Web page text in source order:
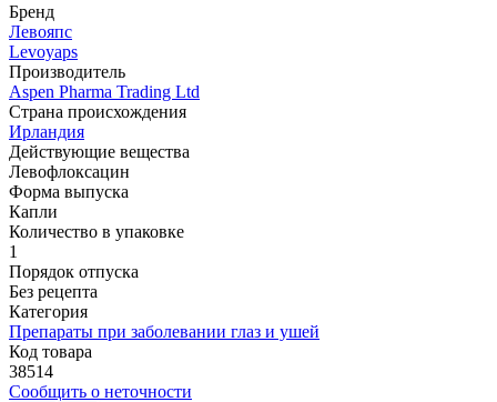
Бренд
Левояпс
Levoyaps
Производитель
Aspen Pharma Trading Ltd
Страна происхождения
Ирландия
Действующие вещества
Левофлоксацин
Форма выпуска
Капли
Количество в упаковке
1
Порядок отпуска
Без рецепта
Категория
Препараты при заболевании глаз и ушей
Код товара
38514
Сообщить о неточности